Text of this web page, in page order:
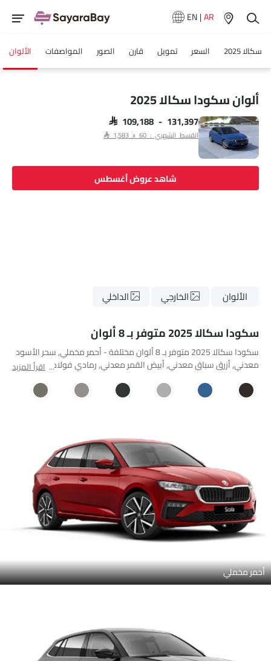
EN|AR
سكالا 2025 السعر تمويل قارن الصور المواصفات الألوان
ألوان سكودا سكالا 2025
SAR 109,188 - 131,397
القسط الشهري : SAR 1,583 x 60
شاهد عروض أغسطس
الألوان الخارجي الداخلي
سكودا سكالا 2025 متوفر بـ 8 ألوان
سكودا سكالا 2025 متوفر بـ 8 ألوان مختلفة - أحمر مخملي, سحر الأسود
معدني, أزرق سباق معدني, أبيض القمر معدني, رمادي فولاذي معدني,
فضة متألقة, رمادي جرافيتي معدني, Energy Blue.
اقرأ المزيد
أحمر مخملي